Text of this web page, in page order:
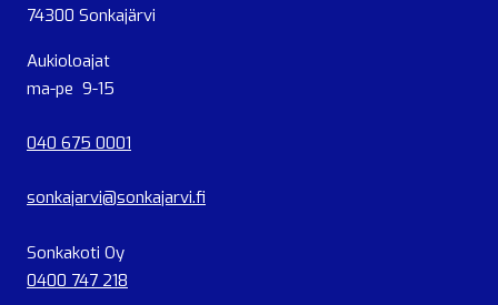
74300 Sonkajärvi
Aukioloajat
ma-pe 9-15
040 675 0001
sonkajarvi@sonkajarvi.fi
Sonkakoti Oy
0400 747 218